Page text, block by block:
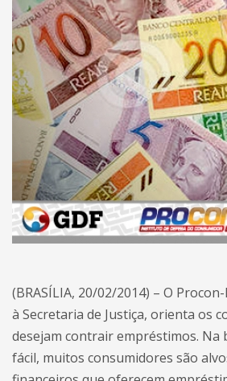
(BRASÍLIA, 20/02/2014) – O
à Secretaria de Justiça, orienta os
desejam contrair empréstimos. Na
fácil, muitos consumidores são